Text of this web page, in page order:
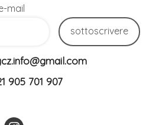
mail
sottoscrivere
905 701 907